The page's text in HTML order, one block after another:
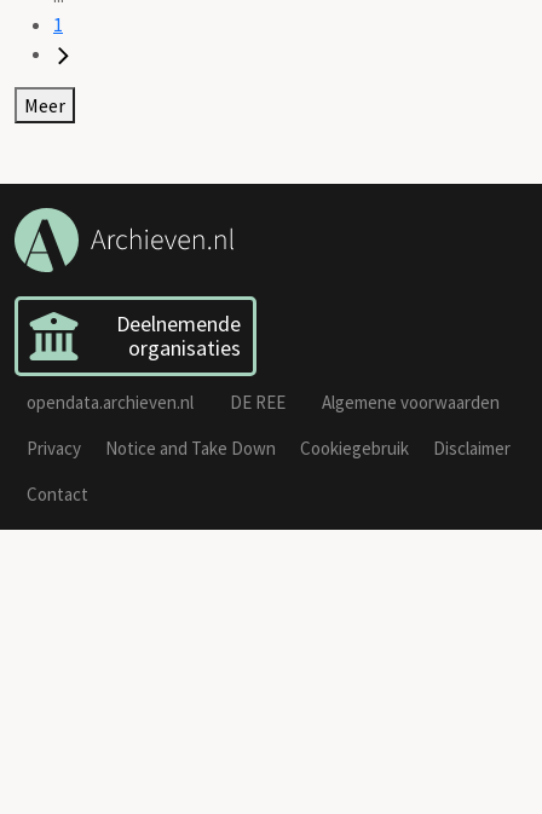
1
Meer
Deelnemende
organisaties
opendata.archieven.nl DE REE
Algemene voorwaarden
Privacy
Notice and Take Down Cookiegebruik
Disclaimer
Contact